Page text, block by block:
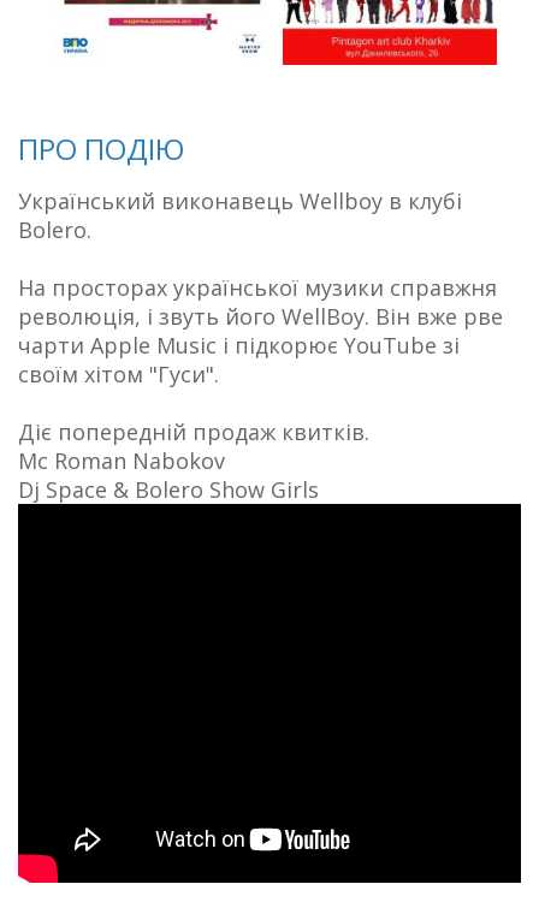
ПРО ПОДІЮ
Український виконавець Wellboy в клубі
Bolero.
На просторах української музики справжня
революція, і звуть його WellBoy. Він вже рве
чарти Apple Musiс і підкорює YouTube зі
своїм хітом "Гуси".
Діє попередній продаж квитків.
Mc Roman Nabokov
Dj Space & Bolero Show Girls